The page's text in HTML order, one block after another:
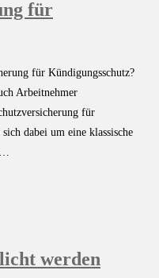
für
für Kündigungsschutz?
Arbeitnehmer
für
dabei um eine klassische
werden